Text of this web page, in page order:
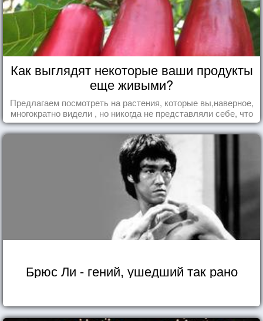
Как выглядят некоторые ваши продукты
еще живыми?
Предлагаем посмотреть на растения, которые вы,наверное,
многократно видели , но никогда не представляли себе, что
употребляете их в пищу.
Брюс Ли - гений, ушедший так рано